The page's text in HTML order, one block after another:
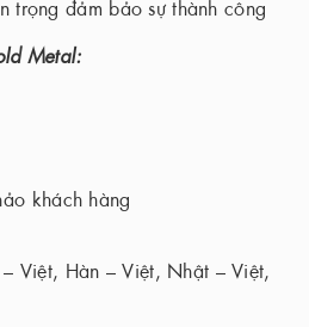
trọng đảm bảo sự thành công
Metal:
khách hàng
Việt, Hàn – Việt, Nhật – Việt,